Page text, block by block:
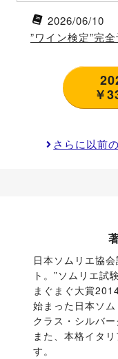
2026/06/10
”ワイン検定”完
さらに以前
日本ソムリエ協
ト。”ソムリエ試
まぐまぐ大賞
始まった日本ソ
クラス・シルバ
また、本格イタ
す。